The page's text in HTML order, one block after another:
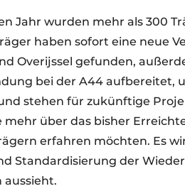
Jahr wurden mehr als 300
haben sofort eine neue
Overijssel gefunden,
bei der A44 aufbereitet,
stehen für zukünftige
mehr über das bisher
erfahren möchten. Es
Standardisierung der
aussieht.